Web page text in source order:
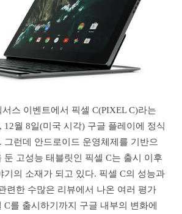
스 이벤트에서 픽셀 C(PIXEL C)라는
12월 8일(미국 시각) 구글 플레이에 정식
그런데 안드로이드 운영체제를 기반으
둔 고성능 태블릿인 픽셀 C는 출시 이후
기의 소재가 되고 있다. 픽셀 C의 성능과
련한 수많은 리뷰에서 나온 여러 평가
를 출시하기까지 구글 내부의 변화에